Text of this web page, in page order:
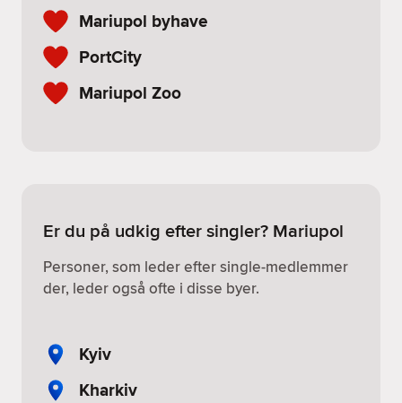
Mariupol byhave
PortCity
Mariupol Zoo
Er du på udkig efter singler? Mariupol
Personer, som leder efter single-medlemmer
der, leder også ofte i disse byer.
Kyiv
Kharkiv